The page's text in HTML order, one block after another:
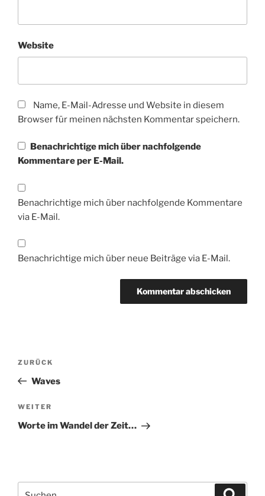
Website
Name, E-Mail-Adresse und Website in diesem
Browser für meinen nächsten Kommentar speichern.
Benachrichtige mich über nachfolgende
Kommentare per E-Mail.
Benachrichtige mich über nachfolgende Kommentare
via E-Mail.
Benachrichtige mich über neue Beiträge via E-Mail.
Beitragsnavigation
Vorheriger
Beitrag
ZURÜCK
Waves
Nächster
Beitrag
WEITER
Worte im Wandel der Zeit…